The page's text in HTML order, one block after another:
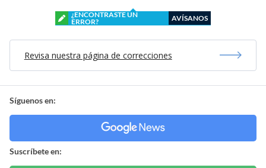
¿ENCONTRASTE UN
ERROR?
AVÍSANOS
Revisa nuestra página de correcciones
Síguenos en:
Suscríbete en: